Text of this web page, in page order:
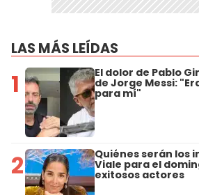
LAS MÁS LEÍDAS
1 El dolor de Pablo
de Jorge Messi:
para mí"
2 Quiénes serán los
Viale para el
exitosos actores